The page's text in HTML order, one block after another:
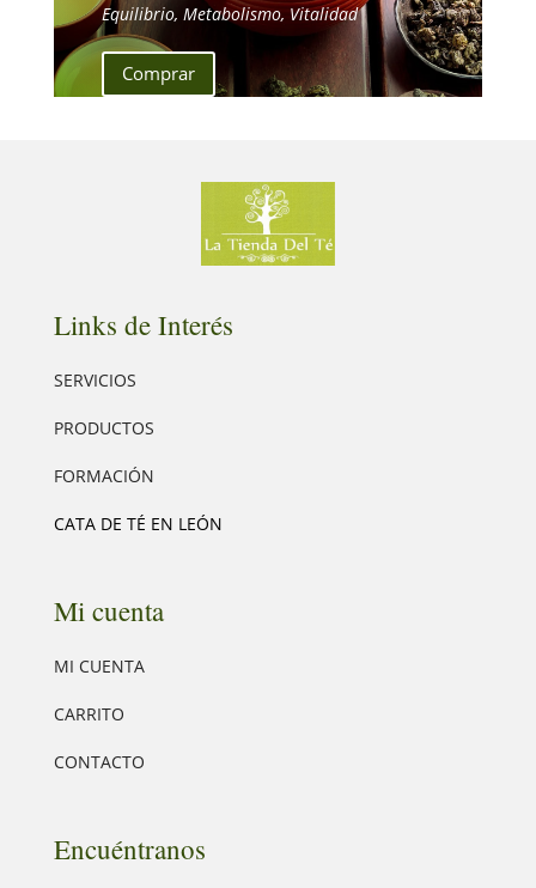
Equilibrio, Metabolismo, Vitalidad
Comprar
Links de Interés
SERVICIOS
PRODUCTOS
FORMACIÓN
CATA DE TÉ EN LEÓN
Mi cuenta
MI CUENTA
CARRITO
CONTACTO
Encuéntranos